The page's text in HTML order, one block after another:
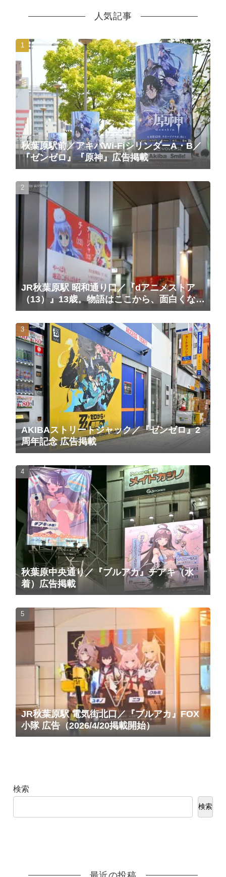
人気記事
秋葉原駅前／アキバWi-FiシリンダーA・B／
『ゼンゼロ』『原神』広告掲載
JR秋葉原駅 昭和通り口／『dアニメストア
（13）』13歳。物語はここから、面白くな
る。広告（2025/10/20掲載開始）
AKIBAストリートジャック／『ゼンゼロ』2
周年記念 広告掲載
秋葉原中央通り／『ブルアカ』チアキ（水
着）広告掲載
JR秋葉原駅 電気街北口／『ブルアカ』FOX
小隊 広告（2026/4/20掲載開始）
検索
検索